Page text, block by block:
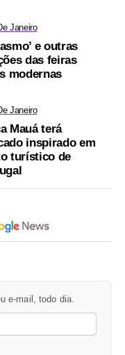
Janeiro
e outras
das feiras
modernas
Janeiro
Mauá terá
inspirado em
turístico de
e-mail, todo dia.